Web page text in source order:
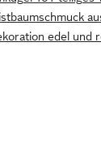
edel und